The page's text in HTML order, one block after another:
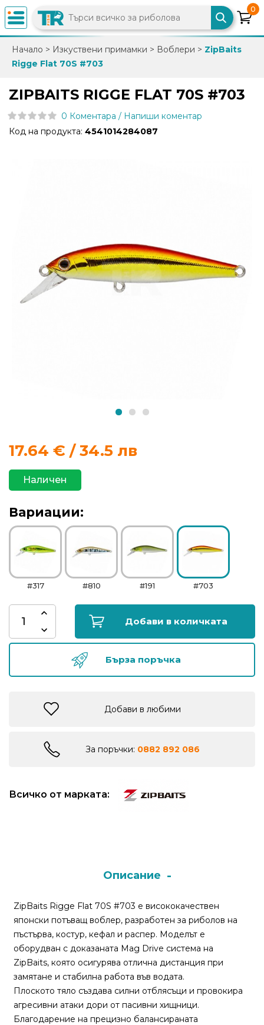
×
0882
086
info@trfish.com
Нови
продукти
Аксесоари
риболов
Влакна
за
Куки
Дрехи
Къмпинг
риболов
Комплекти
за
риболов
Сонари
0
Начало > Изкуствени примамки > Воблери > ZipBaits
Rigge Flat 70S #703
ZIPBAITS RIGGE FLAT 70S #703
0 Коментара / Напиши коментар
Код на продукта: 4541014284087
17.64 € / 34.5 лв
Наличен
Вариации:
#317 #810 #191 #703
Добави в количката
Бърза поръчка
Добави в любими
За поръчки: 0882 892 086
Всичко от марката:
Описание
ZipBaits Rigge Flat 70S #703 е висококачествен
японски потъващ воблер, разработен за риболов на
пъстърва, костур, кефал и распер. Моделът е
оборудван с доказаната Mag Drive система на
ZipBaits, която осигурява отлична дистанция при
замятане и стабилна работа във водата.
Плоското тяло създава силни отблясъци и провокира
агресивни атаки дори от пасивни хищници.
Благодарение на прецизно балансираната